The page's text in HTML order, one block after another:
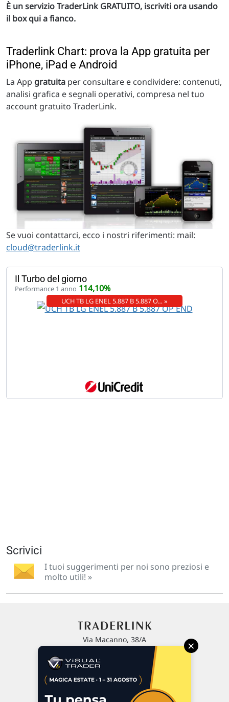
È un servizio TraderLink GRATUITO, iscriviti ora usando
il box qui a fianco.
Traderlink Chart: prova la App gratuita per
iPhone, iPad e Android
La App gratuita per consultare e condividere: contenuti,
analisi grafica e segnali operativi, compresa nel tuo
account gratuito TraderLink.
Se vuoi contattarci, ecco i nostri riferimenti: mail:
cloud@traderlink.it
Il Turbo del giorno
Performance 1 anno 114,10%
UCH TB LG ENEL 5.887 B 5.887 O… »
Scrivici
I tuoi suggerimenti per noi sono preziosi e
molto utili! »
Via Macanno, 38/A
P.IVA 02 452 460 401
×